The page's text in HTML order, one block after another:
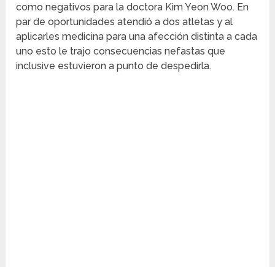
como negativos para la doctora Kim Yeon Woo. En
par de oportunidades atendió a dos atletas y al
aplicarles medicina para una afección distinta a cada
uno esto le trajo consecuencias nefastas que
inclusive estuvieron a punto de despedirla.